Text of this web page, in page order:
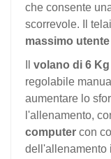
che consente
scorrevole. Il
massimo utente
volano di 6 Kg
regolabile
aumentare lo
l'allenamento,
computer con
dell'allenamento